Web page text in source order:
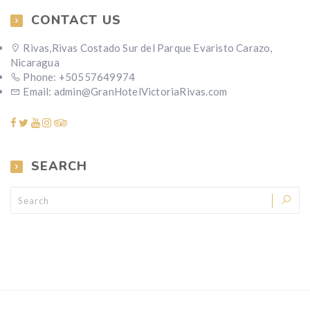
CONTACT US
Rivas,Rivas Costado Sur del Parque Evaristo Carazo,
Nicaragua
Phone: +50557649974
Email: admin@GranHotelVictoriaRivas.com
SEARCH